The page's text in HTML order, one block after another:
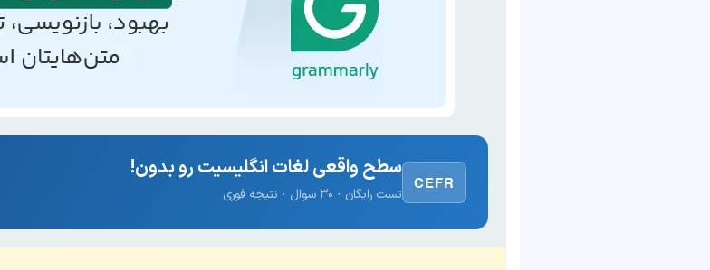
CEFR
سطح واقعی لغات انگلیسیت رو بدون!
تست رایگان · ۳۰ سوال · نتیجه فوری